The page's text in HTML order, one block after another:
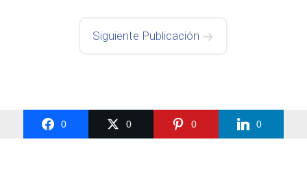
Siguiente Publicación
0 0 0 0